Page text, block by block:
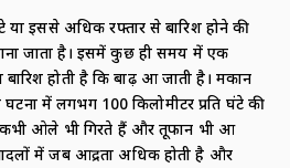
या इससे अधिक रफ्तार से बारिश होने की
जाता है। इसमें कुछ ही समय में एक
होती है कि बाढ़ आ जाती है। मकान
में लगभग 100 किलोमीटर प्रति घंटे की
कभी ओले भी गिरते हैं और तूफान भी आ
में जब आर्द्रता अधिक होती है और